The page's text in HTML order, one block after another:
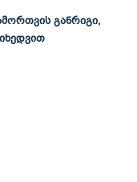
განრიგი,